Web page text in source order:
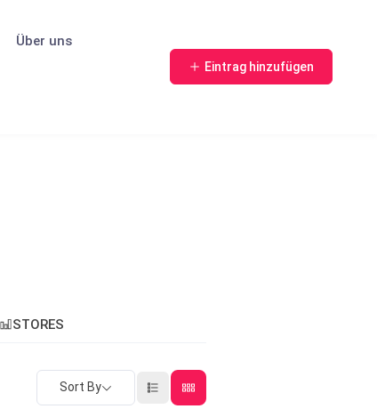
Über uns
Eintrag hinzufügen
STORES
Sort By